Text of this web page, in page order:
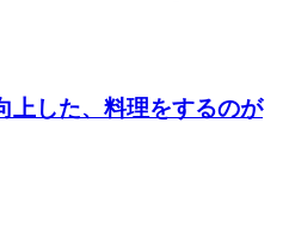
上した、料理をするのが